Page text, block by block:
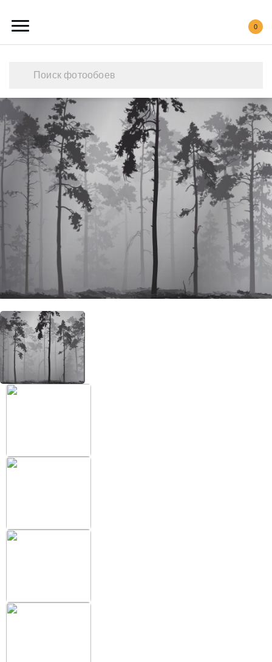
0
Каталог обоев
Наши работы
Создать свои фотообои
Акции
О нас
Контакты
+38 (097) 151 87 57
Избранное